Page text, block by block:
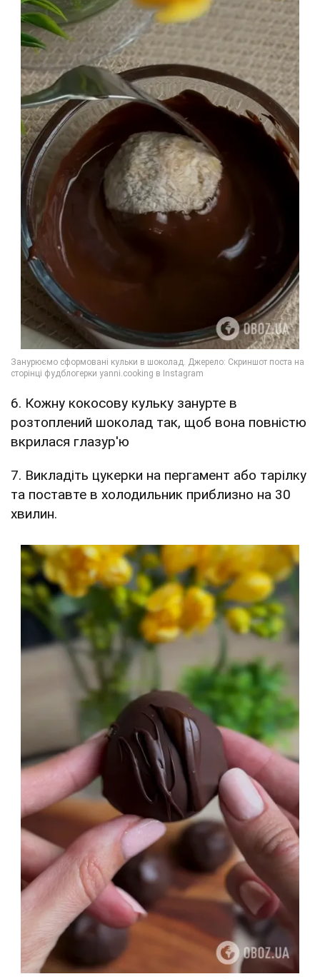
6. Кожну кокосову кульку занурте в
розтоплений шоколад так, щоб вона повністю
вкрилася глазур'ю
7. Викладіть цукерки на пергамент або тарілку
та поставте в холодильник приблизно на 30
хвилин.